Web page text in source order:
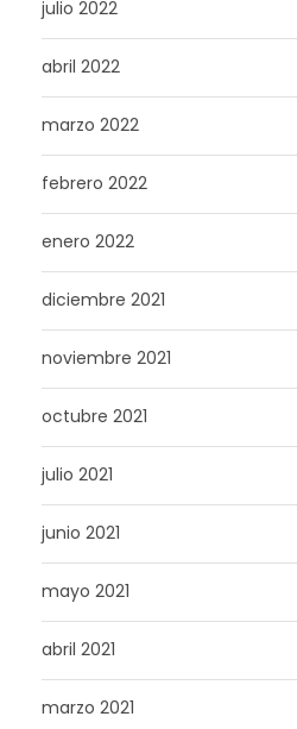
julio 2022
abril 2022
marzo 2022
febrero 2022
enero 2022
diciembre 2021
noviembre 2021
octubre 2021
julio 2021
junio 2021
mayo 2021
abril 2021
marzo 2021